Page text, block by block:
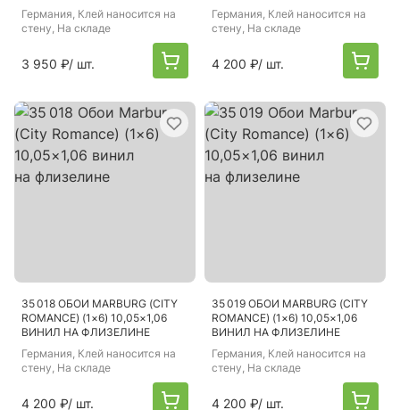
Германия, Клей наносится на
стену, На складе
3 950 ₽/ шт.
Германия, Клей наносится на
стену, На складе
4 200 ₽/ шт.
35 018 ОБОИ MARBURG (CITY
ROMANCE) (1×6) 10,05×1,06
ВИНИЛ НА ФЛИЗЕЛИНЕ
Германия, Клей наносится на
стену, На складе
4 200 ₽/ шт.
35 019 ОБОИ MARBURG (CITY
ROMANCE) (1×6) 10,05×1,06
ВИНИЛ НА ФЛИЗЕЛИНЕ
Германия, Клей наносится на
стену, На складе
4 200 ₽/ шт.